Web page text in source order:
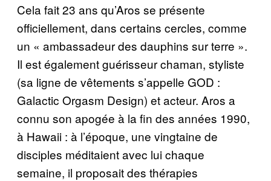
Cela fait 23 ans qu’Aros se présente
officiellement, dans certains cercles, comme
un « ambassadeur des dauphins sur terre ».
Il est également guérisseur chaman, styliste
(sa ligne de vêtements s’appelle GOD :
Galactic Orgasm Design) et acteur. Aros a
connu son apogée à la fin des années 1990,
à Hawaii : à l’époque, une vingtaine de
disciples méditaient avec lui chaque
semaine, il proposait des thérapies